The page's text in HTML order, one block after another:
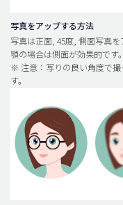
安全整形
料金一覧
ご相談のお問い合わせ
写真をアップする方法
写真は正面, 45度, 側面写真を
顎の場合は側面が効果的です。
※ 注意：写りの良い角度で
す。